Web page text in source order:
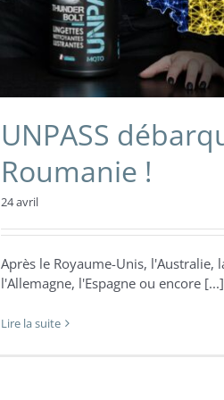
UNPASS
Roumanie !
24 avril
Après le Royaume-Unis, l'Australie,
l'Allemagne, l'Espagne ou encore [...]
Lire la suite